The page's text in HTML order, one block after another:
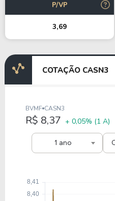
P/VP
3,69
COTAÇÃO CASN3
1 ano
BVMF CASN3
R$ 8,37 + 0,05% (1 A)